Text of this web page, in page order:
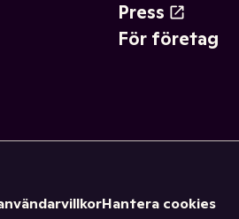
Press
För företag
Hantera cookies